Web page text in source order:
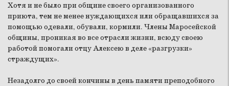
Хотя и не было при общине своего организованного
приюта, тем не менее нуждающихся или обращавшихся за
помощью одевали, обували, кормили. Члены Маросейской
общины, проникая во все отрасли жизни, всюду своею
работой помогали отцу Алексею в деле «разгрузки»
страждущих».
Незадолго до своей кончины в день памяти преподобного